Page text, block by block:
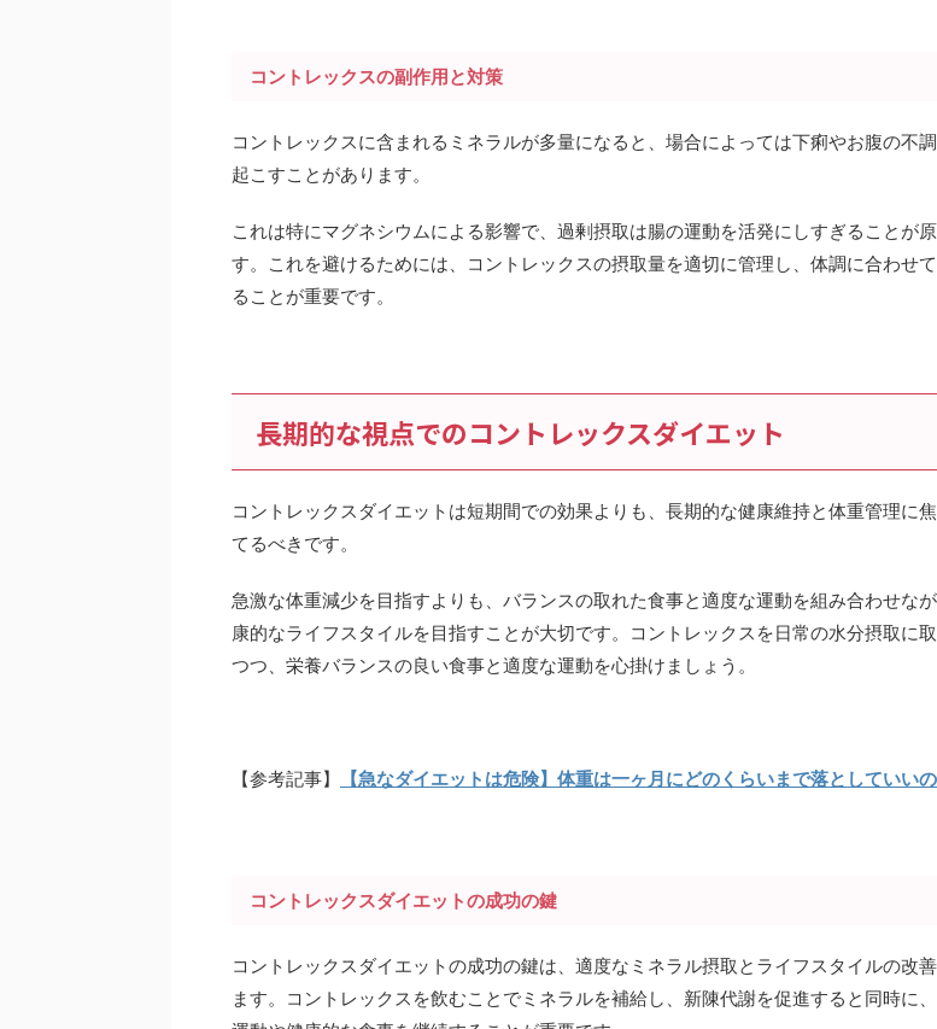
コントレックスの副作用と対策
コントレックスに含まれるミネラルが多量になると、場合によっては下痢やお腹の不
起こすことがあります。
これは特にマグネシウムによる影響で、過剰摂取は腸の運動を活発にしすぎることが
す。これを避けるためには、コントレックスの摂取量を適切に管理し、体調に合わせ
ることが重要です。
長期的な視点でのコントレックスダイエット
コントレックスダイエットは短期間での効果よりも、長期的な健康維持と体重管理に
てるべきです。
急激な体重減少を目指すよりも、バランスの取れた食事と適度な運動を組み合わせな
康的なライフスタイルを目指すことが大切です。コントレックスを日常の水分摂取に
つつ、栄養バランスの良い食事と適度な運動を心掛けましょう。
【参考記事】 【急なダイエットは危険】体重は一ヶ月にどのくらいまで落としていい
コントレックスダイエットの成功の鍵
コントレックスダイエットの成功の鍵は、適度なミネラル摂取とライフスタイルの改
ます。コントレックスを飲むことでミネラルを補給し、新陳代謝を促進すると同時に